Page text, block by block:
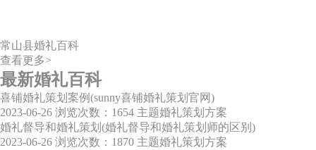
常山县婚礼百科
查看更多>
最新婚礼百科
喜铺婚礼策划案例(sunny喜铺婚礼策划官网)
2023-06-26 浏览次数：1654 主题婚礼策划方案
婚礼督导和婚礼策划(婚礼督导和婚礼策划师的区别)
2023-06-26 浏览次数：1870 主题婚礼策划方案